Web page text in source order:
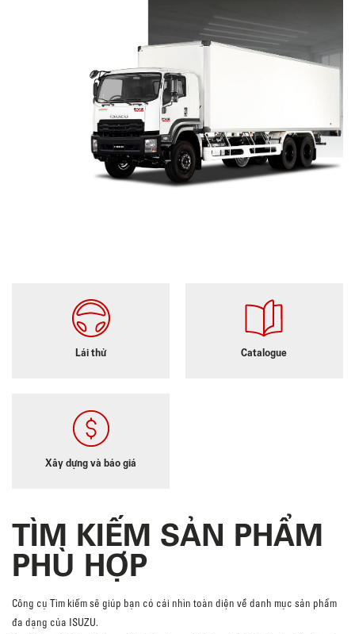
Lái thử Catalogue
Xây dựng và báo giá
TÌM KIẾM SẢN PHẨM
PHÙ HỢP
Công cụ Tìm kiếm sẽ giúp bạn có cái nhìn toàn diện về danh mục sản phẩm
đa dạng của ISUZU.